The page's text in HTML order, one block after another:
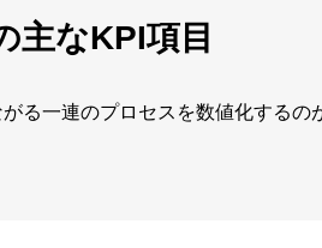
主なKPI項目
る一連のプロセスを数値化するの